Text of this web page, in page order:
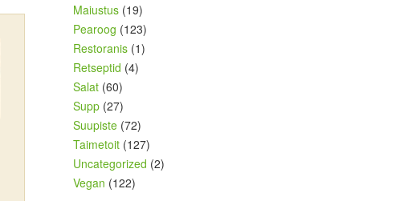
Maiustus (19)
Pearoog (123)
Restoranis (1)
Retseptid (4)
Salat (60)
Supp (27)
Suupiste (72)
Taimetoit (127)
Uncategorized (2)
Vegan (122)